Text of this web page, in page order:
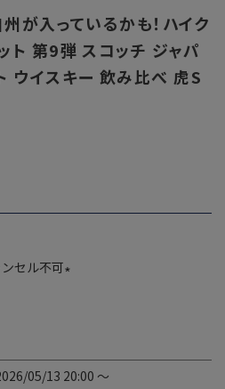
が入っているかも！ハイク
ト 第9弾 スコッチ ジャパ
ウイスキー 飲み比べ 虎S
セル不可
)
05/13 20:00 〜